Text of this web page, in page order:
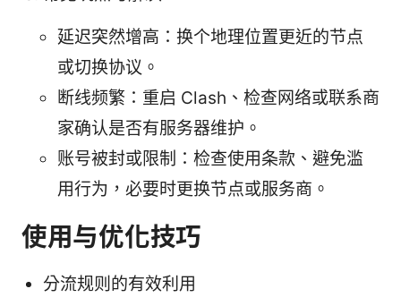
延迟突然增高：换个地理位置更近的节点
或切换协议。
断线频繁：重启 Clash、检查网络或联系商
家确认是否有服务器维护。
账号被封或限制：检查使用条款、避免滥
用行为，必要时更换节点或服务商。
使用与优化技巧
分流规则的有效利用